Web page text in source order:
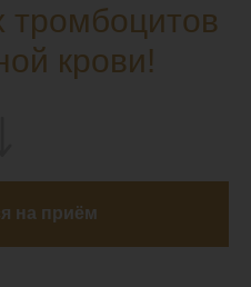
тромбоцитов
крови!
на приём